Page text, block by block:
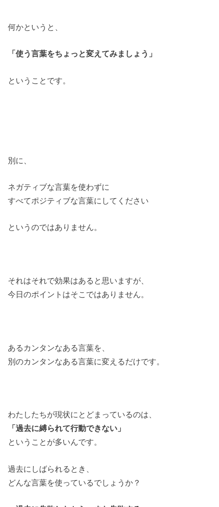
何かというと、
「使う言葉をちょっと変えてみましょう」
ということです。
別に、
ネガティブな言葉を使わずに
すべてポジティブな言葉にしてください
というのではありません。
それはそれで効果はあると思いますが、
今日のポイントはそこではありません。
あるカンタンなある言葉を、
別のカンタンなある言葉に変えるだけです。
わたしたちが現状にとどまっているのは、
「過去に縛られて行動できない」
ということが多いんです。
過去にしばられるとき、
どんな言葉を使っているでしょうか？